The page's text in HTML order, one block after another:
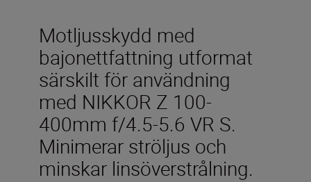
Motljusskydd med
bajonettfattning utformat
särskilt för användning
med NIKKOR Z 100-
400mm f/4.5-5.6 VR S.
Minimerar ströljus och
minskar linsöverstrålning.